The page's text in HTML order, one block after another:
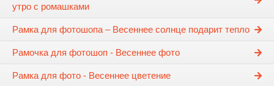
утро с ромашками
Рамка для фотошопа – Весеннее солнце подарит тепло
Рамочка для фотошоп - Весеннее фото
Рамка для фото - Весеннее цветение